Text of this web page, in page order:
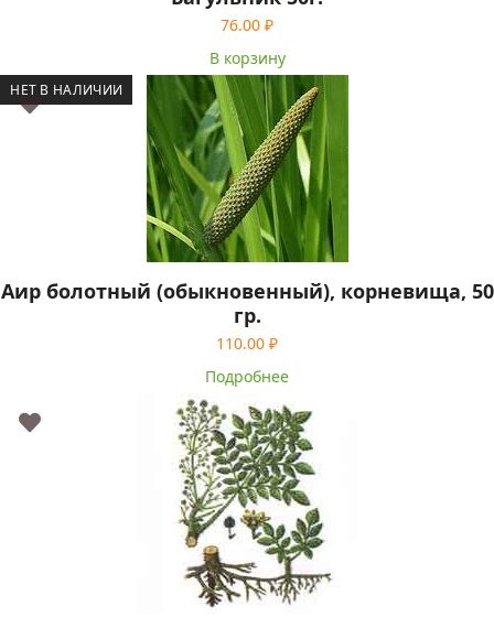
76.00 ₽
В корзину
НЕТ В НАЛИЧИИ
Аир болотный (обыкновенный), корневища, 50
гр.
110.00 ₽
Подробнее